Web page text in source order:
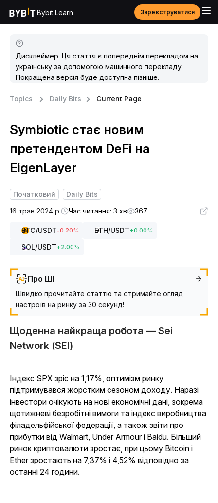
Bybit Learn Зареєструватися
Дисклеймер. Ця стаття є попереднім перекладом на
українську за допомогою машинного перекладу.
Покращена версія буде доступна пізніше.
Topics Daily Bits Current Page
Symbiotic стає новим
претендентом DeFi на
EigenLayer
Початковий
Daily Bits
16 трав 2024 р.
Час читання: 3 хв 367
BTC/USDT-0.20% ETH/USDT+0.00%
SOL/USDT+2.00%
Про ШІ
Швидко прочитайте статтю та отримайте огляд
настроїв на ринку за 30 секунд!
Щоденна найкраща робота — Sei
Network (SEI)
Індекс SPX зріс на 1,17%, оптимізм ринку
підтримувався жорстким сезоном доходу. Наразі
інвестори очікують на нові економічні дані, зокрема
щотижневі безробітні вимоги та індекс виробництва
філадельфійської федерації, а також звіти про
прибутки від Walmart, Under Armour і Baidu. Більший
ринок криптовалюти зростає, при цьому Bitcoin і
Ether зростають на 7,37% і 4,52% відповідно за
останні 24 години.